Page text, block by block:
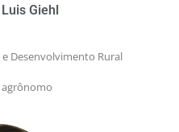
Giehl
Desenvolvimento Rural